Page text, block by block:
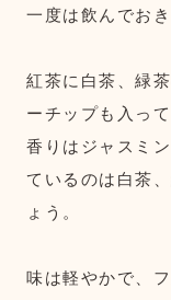
一度は飲んでお
紅茶に白茶、緑
ーチップも入って
香りはジャスミ
ているのは白茶
ょう。
味は軽やかで、